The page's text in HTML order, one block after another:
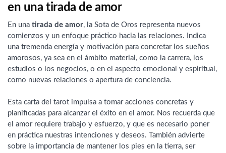
en una tirada de amor
En una tirada de amor, la Sota de Oros representa nuevos
comienzos y un enfoque práctico hacia las relaciones. Indica
una tremenda energía y motivación para concretar los sueños
amorosos, ya sea en el ámbito material, como la carrera, los
estudios o los negocios, o en el aspecto emocional y espiritual,
como nuevas relaciones o apertura de conciencia.
Esta carta del tarot impulsa a tomar acciones concretas y
planificadas para alcanzar el éxito en el amor. Nos recuerda que
el amor requiere trabajo y esfuerzo, y que es necesario poner
en práctica nuestras intenciones y deseos. También advierte
sobre la importancia de mantener los pies en la tierra, ser